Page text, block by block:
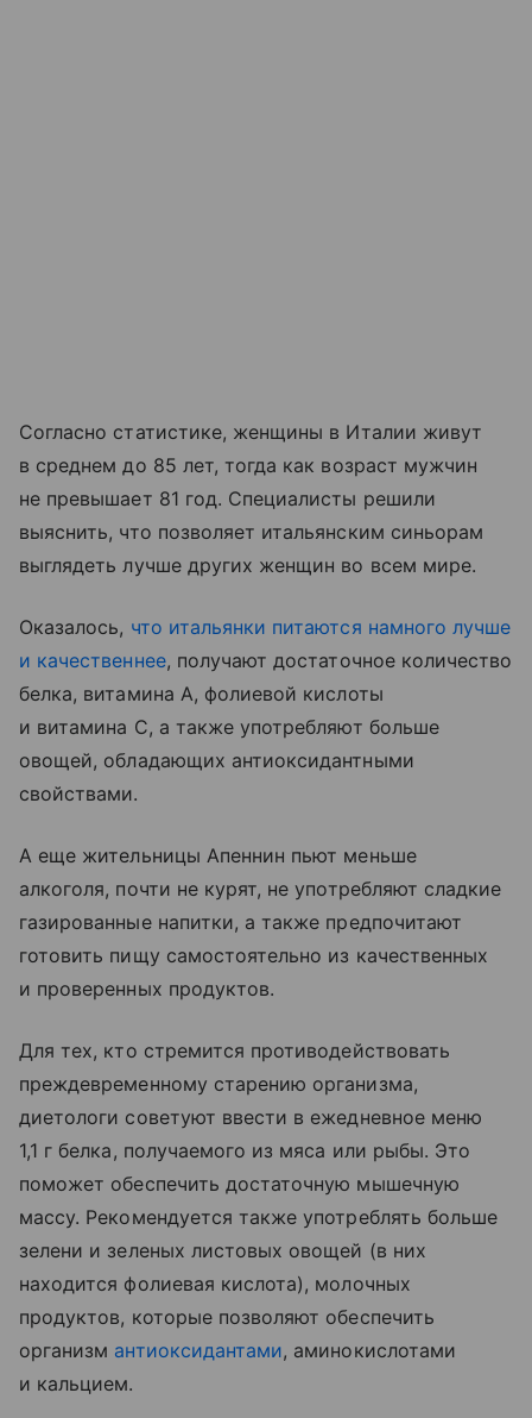
Согласно статистике, женщины в Италии живут
в среднем до 85 лет, тогда как возраст мужчин
не превышает 81 год. Специалисты решили
выяснить, что позволяет итальянским синьорам
выглядеть лучше других женщин во всем мире.
Оказалось, что итальянки питаются намного лучше
и качественнее, получают достаточное количество
белка, витамина А, фолиевой кислоты
и витамина С, а также употребляют больше
овощей, обладающих антиоксидантными
свойствами.
А еще жительницы Апеннин пьют меньше
алкоголя, почти не курят, не употребляют сладкие
газированные напитки, а также предпочитают
готовить пищу самостоятельно из качественных
и проверенных продуктов.
Для тех, кто стремится противодействовать
преждевременному старению организма,
диетологи советуют ввести в ежедневное меню
1,1 г белка, получаемого из мяса или рыбы. Это
поможет обеспечить достаточную мышечную
массу. Рекомендуется также употреблять больше
зелени и зеленых листовых овощей (в них
находится фолиевая кислота), молочных
продуктов, которые позволяют обеспечить
организм антиоксидантами, аминокислотами
и кальцием.